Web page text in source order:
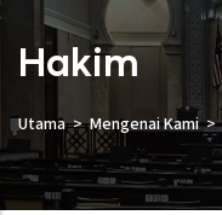
Hakim
Utama Mengenai Kami